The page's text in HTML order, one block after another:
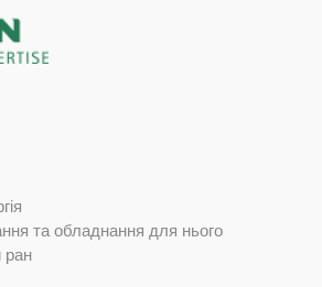
та обладнання для нього
ран